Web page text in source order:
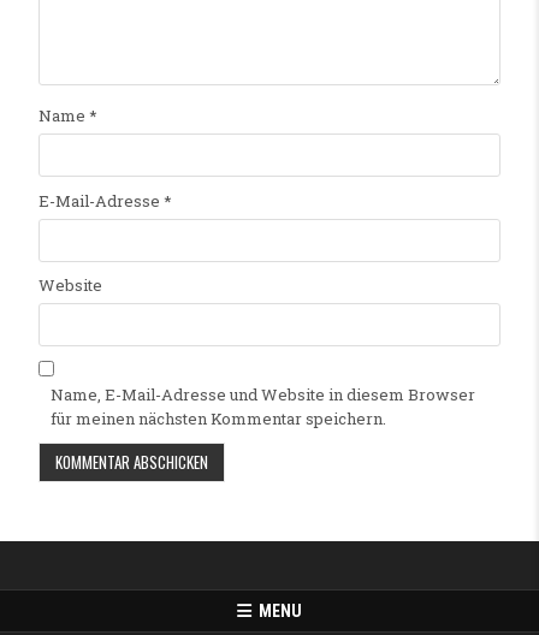
Name *
E-Mail-Adresse *
Website
Name, E-Mail-Adresse und Website in diesem Browser
für meinen nächsten Kommentar speichern.
MENU